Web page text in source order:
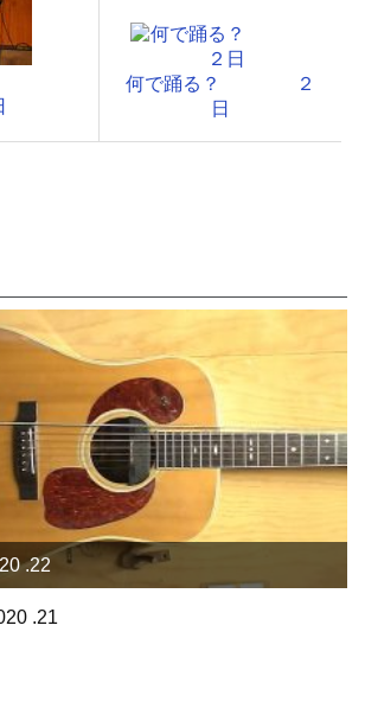
？
何で踊る？ ２
日
.22